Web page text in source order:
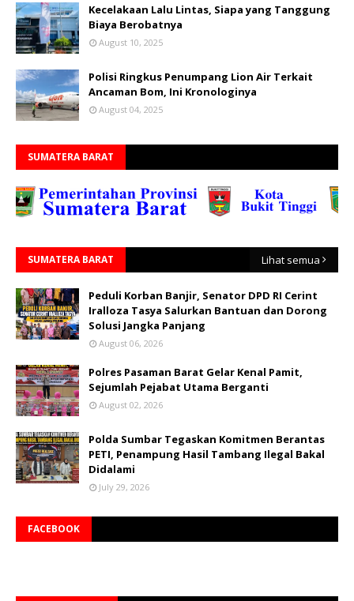
Kecelakaan Lalu Lintas, Siapa yang Tanggung
Biaya Berobatnya
August 10, 2025
Polisi Ringkus Penumpang Lion Air Terkait
Ancaman Bom, Ini Kronologinya
August 04, 2025
SUMATERA BARAT
SUMATERA BARAT Lihat semua
Peduli Korban Banjir, Senator DPD RI Cerint
Iralloza Tasya Salurkan Bantuan dan Dorong
Solusi Jangka Panjang
August 06, 2026
Polres Pasaman Barat Gelar Kenal Pamit,
Sejumlah Pejabat Utama Berganti
August 02, 2026
Polda Sumbar Tegaskan Komitmen Berantas
PETI, Penampung Hasil Tambang Ilegal Bakal
Didalami
July 29, 2026
FACEBOOK